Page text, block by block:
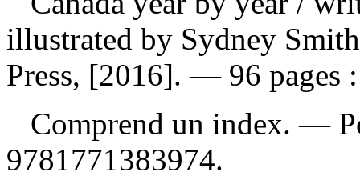
illustrated by Sydney
Press, [2016]. — 96 pages
Comprend un index. —
9781771383974.